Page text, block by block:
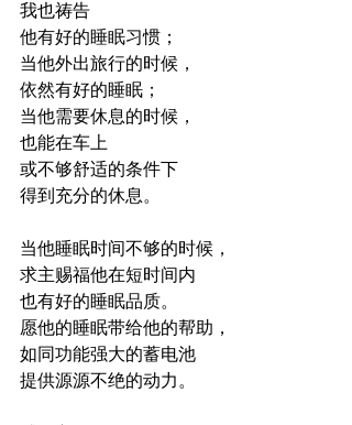
我也祷告
他有好的睡眠习惯；
当他外出旅行的时候，
依然有好的睡眠；
当他需要休息的时候，
也能在车上
或不够舒适的条件下
得到充分的休息。
当他睡眠时间不够的时候，
求主赐福他在短时间内
也有好的睡眠品质。
愿他的睡眠带给他的帮助，
如同功能强大的蓄电池
提供源源不绝的动力。